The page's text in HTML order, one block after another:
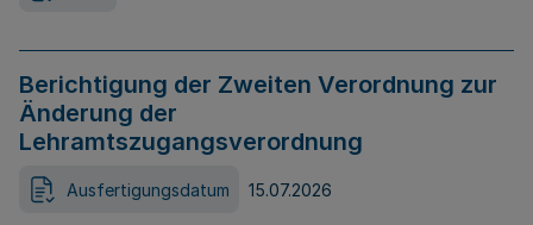
Berichtigung der Zweiten Verordnung zur
Änderung der
Lehramtszugangsverordnung
Ausfertigungsdatum 15.07.2026